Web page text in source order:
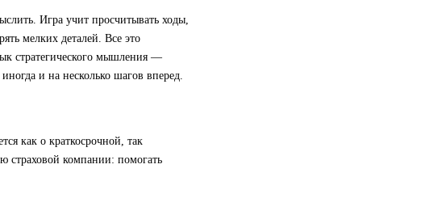
Игра учит просчитывать ходы,
мелких деталей. Все это
стратегического мышления —
и на несколько шагов вперед.
как о краткосрочной, так
страховой компании: помогать